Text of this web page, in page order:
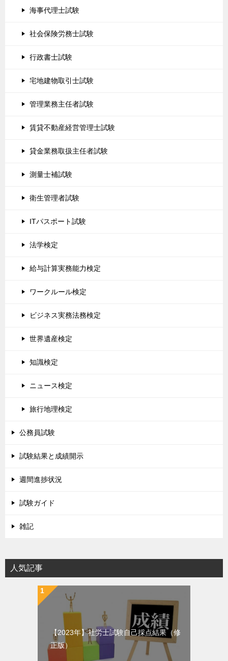
海事代理士試験
社会保険労務士試験
行政書士試験
宅地建物取引士試験
管理業務主任者試験
賃貸不動産経営管理士試験
貸金業務取扱主任者試験
測量士補試験
衛生管理者試験
ITパスポート試験
法学検定
給与計算実務能力検定
ワークルール検定
ビジネス実務法務検定
世界遺産検定
知識検定
ニュース検定
旅行地理検定
公務員試験
試験結果と成績開示
週間進捗状況
試験ガイド
雑記
人気記事
【2023年】社労士試験自己採点結果（修
正版）